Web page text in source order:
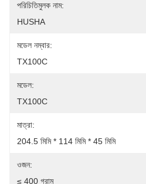
পরিচিতিমুলক নাম:
HUSHA
মডেল নম্বার:
TX100C
মডেল:
TX100C
মাত্রা:
204.5 মিমি * 114 মিমি * 45 মিমি
ওজন:
≤ 400 গ্রাম